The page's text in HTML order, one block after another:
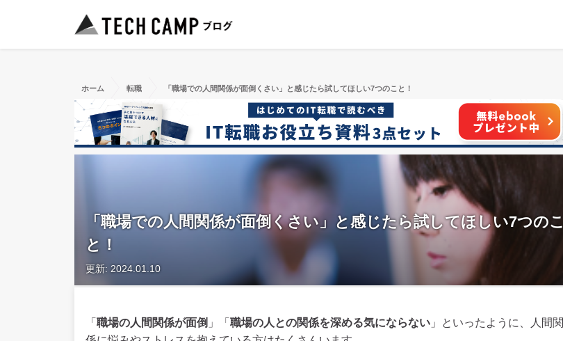
ホーム 転職 「職場での人間関係が面倒くさい」と感じたら試してほしい7つのこと！
「職場での人間関係が面倒くさい」と感じたら試してほしい7つのこ
と！
更新: 2024.01.10
「 職場の人間関係が面倒 」「 職場の人との関係を深める気にならない 」といったように、人間関